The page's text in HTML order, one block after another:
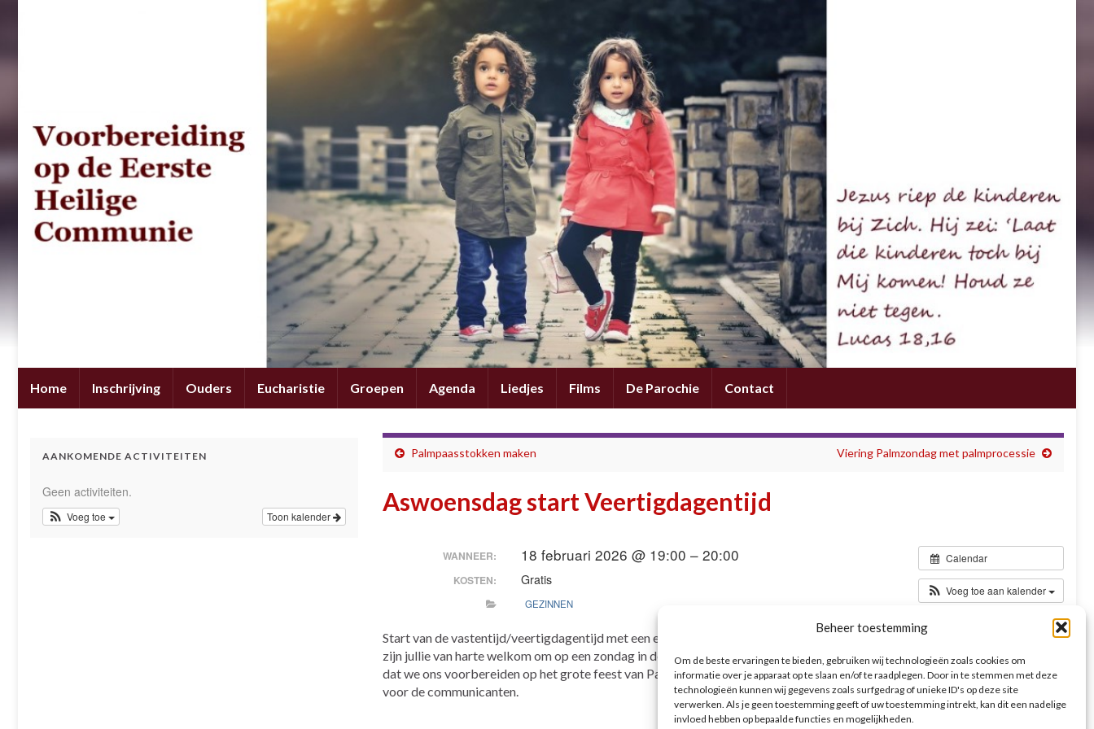
Beheer toestemming
Om de beste ervaringen te bieden, gebruiken wij technologieën zoals cookies om
informatie over je apparaat op te slaan en/of te raadplegen. Door in te stemmen met deze
technologieën kunnen wij gegevens zoals surfgedrag of unieke ID's op deze site
verwerken. Als je geen toestemming geeft of uw toestemming intrekt, kan dit een nadelige
invloed hebben op bepaalde functies en mogelijkheden.
Home Inschrijving Ouders Eucharistie Groepen Agenda Liedjes Films De Parochie Contact
Palmpaasstokken maken Viering Palmzondag met palmprocessie
Aswoensdag start Veertigdagentijd
Calendar
Voeg toe aan kalender
WANNEER: 18 februari 2026 @ 19:00 – 20:00
KOSTEN: Gratis
GEZINNEN
Start van de vastentijd/veertigdagentijd met een eucharistieviering in de H. Hartkerk waar je een askruisje ontvangt. Ook
zijn jullie van harte welkom om op een zondag in de veertigdagentijd de eucharistie te komen vieren. We er samen bij stil
dat we ons voorbereiden op het grote feest van Pasen. Op zondagen is er kinderwoorddienst. Er is geen speciale activiteit
voor de communicanten.
AANKOMENDE ACTIVITEITEN
Geen activiteiten.
Toon kalender
Voeg toe